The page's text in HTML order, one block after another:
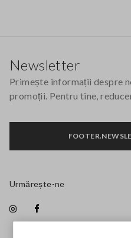
Newsletter
Primește informații despre
promoții. Pentru tine,
Urmărește-ne